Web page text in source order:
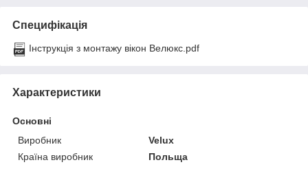
Специфікація
Інструкція з монтажу вікон Велюкс.pdf
Характеристики
Основні
Виробник
Velux
Країна виробник
Польща